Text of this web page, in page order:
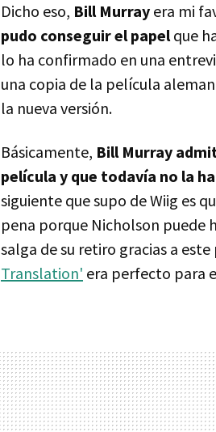
Dicho eso, Bill Murray era mi
pudo conseguir el papelque
lo ha confirmado en una
una copia de la película
la nueva versión.
Básicamente, Bill Murray
película y que todavía no la
siguiente que supo de Wiig es
pena porque Nicholson puede
salga de su retiro gracias a
Translation' era perfecto para